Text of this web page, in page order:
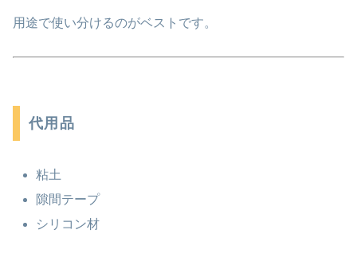
用途で使い分けるのがベストです。
代用品
粘土
隙間テープ
シリコン材